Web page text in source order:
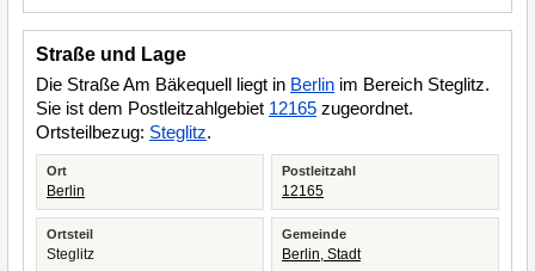
Straße und Lage
Die Straße Am Bäkequell liegt in Berlin im Bereich Steglitz.
Sie ist dem Postleitzahlgebiet 12165 zugeordnet.
Ortsteilbezug: Steglitz.
Ort
Berlin
Postleitzahl
12165
Ortsteil
Steglitz
Gemeinde
Berlin, Stadt